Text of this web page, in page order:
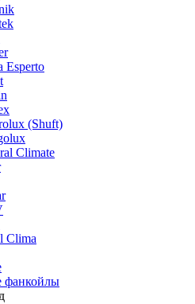
Esperto
(Shuft)
Climate
Clima
фанкойлы